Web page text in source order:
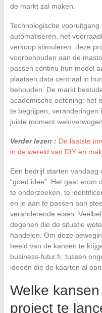
de markt zal maken.
Technologische
automatiseren, het
verkoop stimuleren: deze
voorbehouden aan de
passen continu hun model
plaatsen data centraal in
behouden. De markt
academische oefening: het
te begrijpen, veranderingen
juiste moment
Verder lezen : De laatste
in de wereld van DIY en
Een bedrijf starten
“goed idee”. Het gaat erom
te onderzoeken, te
en je aan te passen aan
veranderende eisen.
degenen die de situatie
handelen. Om deze
beeld van de kansen te
business-futur.fr, tussen
ideeën die de kaarten al
Welke
project te